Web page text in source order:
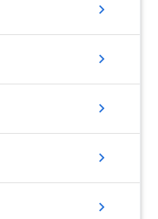
chevron_right
chevron_right
chevron_right
chevron_right
chevron_right